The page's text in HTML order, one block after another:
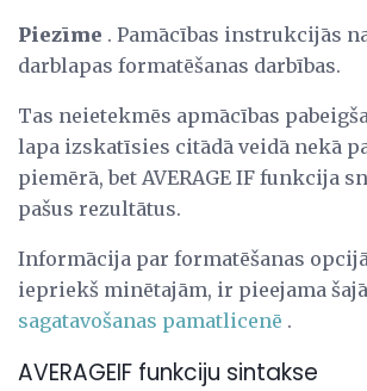
Piezīme . Pamācības instrukcijās
darblapas formatēšanas darbības.
Tas neietekmēs apmācības
lapa izskatīsies citādā veidā nekā
piemērā, bet AVERAGE IF funkcija
pašus rezultātus.
Informācija par formatēšanas
iepriekš minētajām, ir pieejama šajā
sagatavošanas pamatlicenē .
AVERAGEIF funkciju sintakse